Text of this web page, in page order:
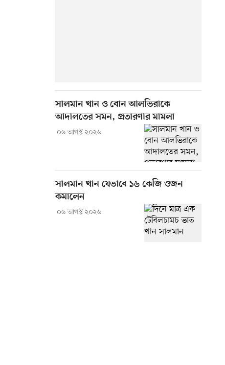
সালমান খান ও বোন আলভিরাকে
আদালতের সমন, প্রতারণার মামলা
০৬ আগস্ট ২০২৬
সালমান খান যেভাবে ১৬ কেজি ওজন
কমালেন
০৬ আগস্ট ২০২৬